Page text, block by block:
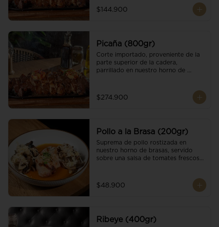
Acompañado de salsa criolla de la
casa.
$144.900
Picaña (800gr)
Corte importado, proveniente de la
parte superior de la cadera,
parrillado en nuestro horno de
Acompañado de salsa criolla de la
casa.
$274.900
Pollo a la Brasa (200gr)
Suprema de pollo rostizada en
nuestro horno de brasas, servido
sobre una salsa de tomates frescos y
$48.900
Ribeye (400gr)